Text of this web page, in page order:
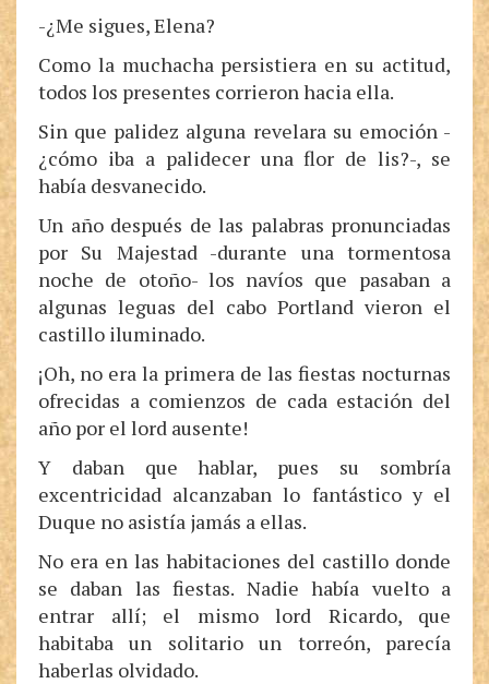
-¿Me sigues, Elena?
Como la muchacha persistiera en su actitud,
todos los presentes corrieron hacia ella.
Sin que palidez alguna revelara su emoción -
¿cómo iba a palidecer una flor de lis?-, se
había desvanecido.
Un año después de las palabras pronunciadas
por Su Majestad -durante una tormentosa
noche de otoño- los navíos que pasaban a
algunas leguas del cabo Portland vieron el
castillo iluminado.
¡Oh, no era la primera de las fiestas nocturnas
ofrecidas a comienzos de cada estación del
año por el lord ausente!
Y daban que hablar, pues su sombría
excentricidad alcanzaban lo fantástico y el
Duque no asistía jamás a ellas.
No era en las habitaciones del castillo donde
se daban las fiestas. Nadie había vuelto a
entrar allí; el mismo lord Ricardo, que
habitaba un solitario un torreón, parecía
haberlas olvidado.